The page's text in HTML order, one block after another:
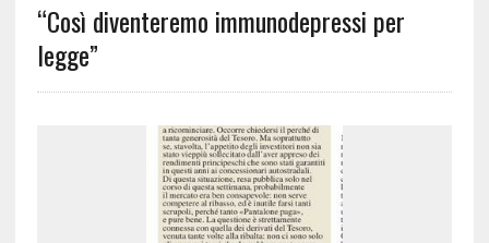
“Così diventeremo immunodepressi per
legge”